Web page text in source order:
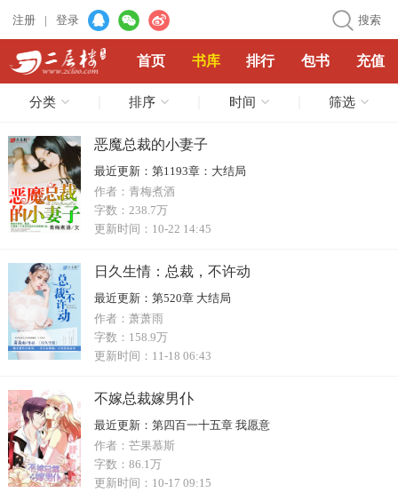
注册 | 登录 搜索
首页 书库 排行 包书 充值
分类 排序 时间 筛选
恶魔总裁的小妻子
最近更新： 第1193章：大结局
作者： 青梅煮酒
字数： 238.7万
更新时间： 10-22 14:45
日久生情：总裁，不许动
最近更新：
第520章 大结局
作者： 萧萧雨
字数： 158.9万
更新时间： 11-18 06:43
不嫁总裁嫁男仆
最近更新： 第四百一十五章 我愿意
作者： 芒果慕斯
字数： 86.1万
更新时间： 10-17 09:15